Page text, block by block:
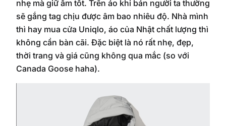
nhẹ mà giữ ấm tốt. Trên áo khi bán người ta thường
sẽ gắng tag chịu được âm bao nhiêu độ. Nhà mình
thì hay mua cửa Uniqlo, áo của Nhật chất lượng thì
không cần bàn cãi. Đặc biệt là nó rất nhẹ, đẹp,
thời trang và giá cũng không qua mắc (so với
Canada Goose haha).